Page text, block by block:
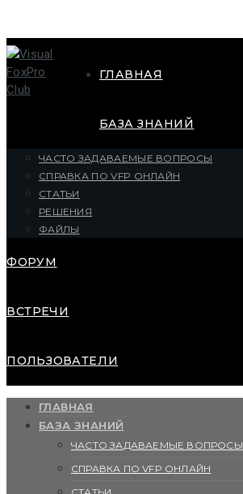
ГЛАВНАЯ
БАЗА ЗНАНИЙ
ЧАСТО ЗАДАВАЕМЫЕ ВОПРОСЫ
СПРАВКА ПО VFP ОНЛАЙН
СТАТЬИ
РЕШЕНИЯ
ФАЙЛЫ
ФОРУМ
ВСТРЕЧИ
ПОЛЬЗОВАТЕЛИ
ГЛАВНАЯ
БАЗА ЗНАНИЙ
ЧАСТО ЗАДАВАЕМЫЕ ВОПРОСЫ
СПРАВКА ПО VFP ОНЛАЙН